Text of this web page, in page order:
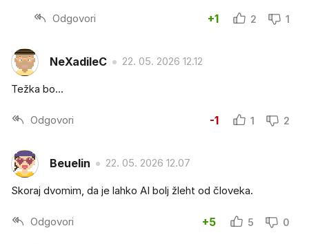
Odgovori +1 2 1
NeXadileC 22. 05. 2026 12.12
Težka bo...
Odgovori -1 1 2
Beuelin 22. 05. 2026 12.07
Skoraj dvomim, da je lahko AI bolj žleht od človeka.
Odgovori +5 5 0